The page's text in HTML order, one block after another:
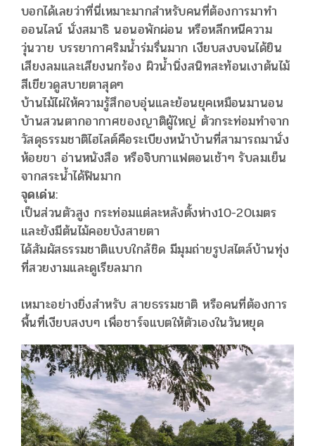
บอกได้เลยว่าที่นี่เหมาะมากสำหรับคนที่ต้องการมาทำ
ออนไลน์ นั่งสมาธิ นอนอพักผ่อน หรือหลีกหนีความ
วุ่นวาย บรรยากาศริมน้ำร่มรื่นมาก เงียบสงบจนได้ยิน
เสียงลมและเสียงนกร้อง ผิวน้ำนิ่งสนิทสะท้อนเงาต้นไม้
สีเขียวดูสบายตาสุดๆ
บ้านไม้ไผ่ให้ความรู้สึกอบอุ่นและย้อนยุคเหมือนมานอน
บ้านสวนตากอากาศของญาติผู้ใหญ่ ตัวกระท่อมทำจาก
วัสดุธรรมชาติไฮไลต์คือระเบียงหน้าบ้านที่สามารถมานั่ง
ห้อยขา อ่านหนังสือ หรือจิบกาแฟตอนเช้าๆ รับลมเย็น
จากสระน้ำได้ฟินมาก
​จุดเด่น:
​เป็นส่วนตัวสูง กระท่อมแต่ละหลังตั้งห่าง10-20เมตร
และยังมีต้นไม้คอยบังสายตา
​ได้สัมผัสธรรมชาติแบบใกล้ชิด มีมุมถ่ายรูปสไตล์บ้านทุ่ง
ที่สวยงามและดูเรียลมาก
เหมาะอย่างยิ่งสำหรับ สายธรรมชาติ หรือคนที่ต้องการ
พื้นที่เงียบสงบๆ เพื่อชาร์จแบตให้ตัวเองในวันหยุด